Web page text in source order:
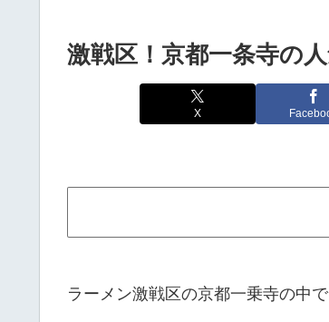
激戦区！京都一条寺の
X
ラーメン激戦区の京都一乗寺の中